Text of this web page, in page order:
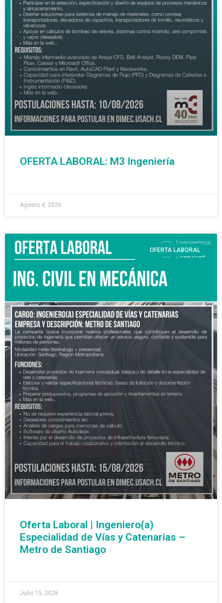
OFERTA LABORAL: M3 Ingeniería
Agosto 4, 2026
OFERTA LABORAL
Oferta Laboral | Ingeniero(a)
Especialidad de Vías y Catenarias –
Metro de Santiago
Julio 15, 2026